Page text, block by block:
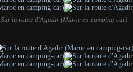
Sur la route d'Agadir (Maroc en camping-car)